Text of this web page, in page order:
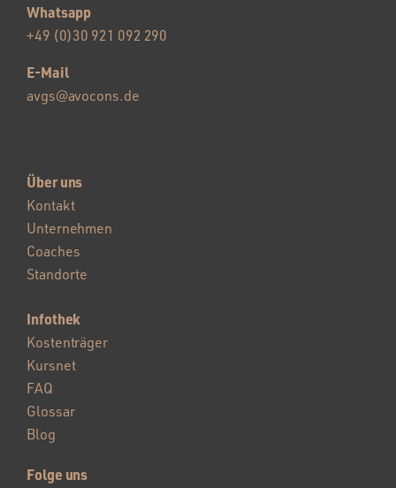
Whatsapp
+49 (0)30 921 092 290
E-Mail
avgs@avocons.de
Über uns
Kontakt
Unternehmen
Coaches
Standorte
Infothek
Kostenträger
Kursnet
FAQ
Glossar
Blog
Folge uns